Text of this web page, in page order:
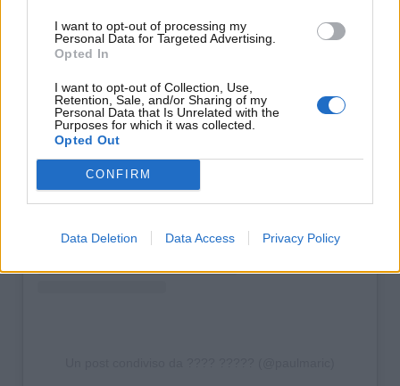
I want to opt-out of processing my
Personal Data for Targeted Advertising.
Opted In
I want to opt-out of Collection, Use,
Retention, Sale, and/or Sharing of my
Personal Data that Is Unrelated with the
Purposes for which it was collected.
Opted Out
CONFIRM
Data Deletion Data Access Privacy Policy
Visualizza questo post su Instagram